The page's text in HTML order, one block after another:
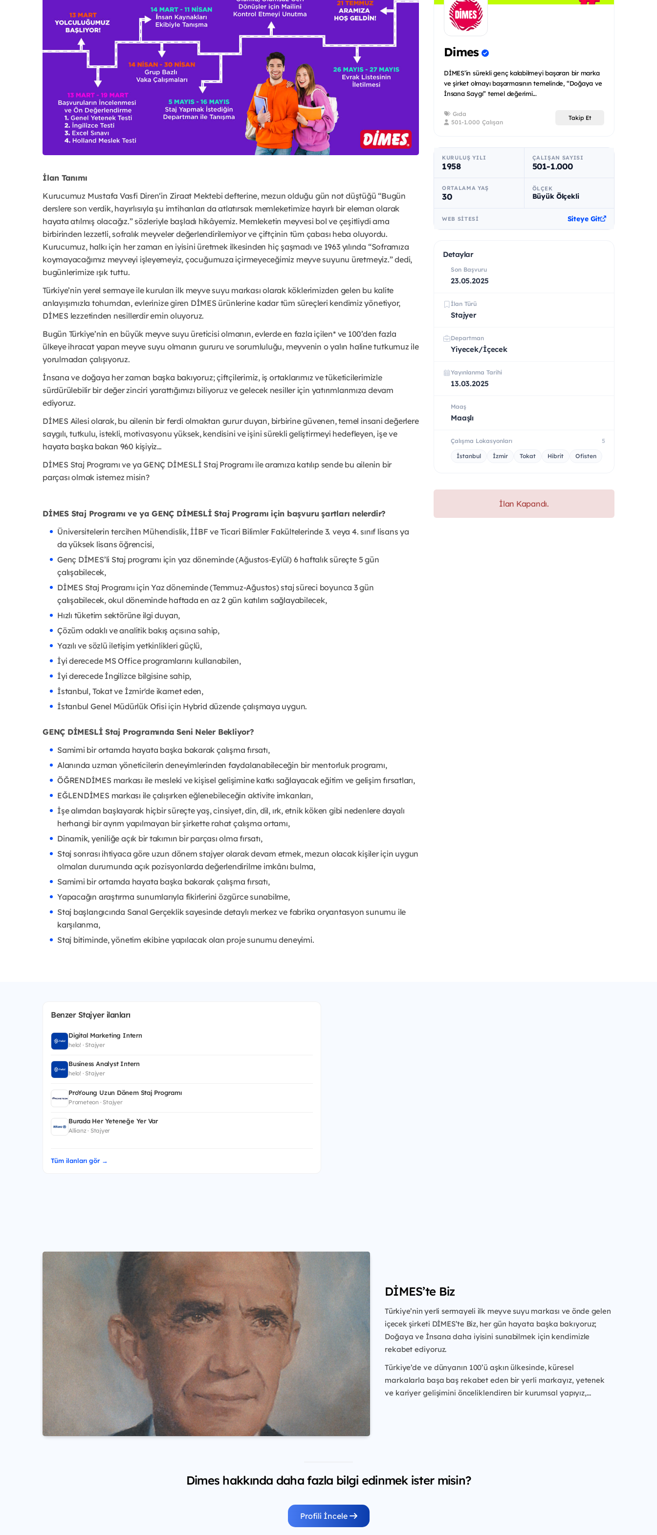
İlan Tanımı
Kurucumuz Mustafa Vasfi Diren‘in Ziraat Mektebi defterine, mezun olduğu gün not düştüğü “Bugün
derslere son verdik, hayırlısıyla şu imtihanları da atlatırsak memleketimize hayırlı bir eleman olarak
hayata atılmış olacağız.” sözleriyle başladı hikâyemiz. Memleketin meyvesi bol ve çeşitliydi ama
birbirinden lezzetli, sofralık meyveler değerlendirilemiyor ve çiftçinin tüm çabası heba oluyordu.
Kurucumuz, halkı için her zaman en iyisini üretmek ilkesinden hiç şaşmadı ve 1963 yılında “Soframıza
koymayacağımız meyveyi işleyemeyiz, çocuğumuza içirmeyeceğimiz meyve suyunu üretmeyiz.” dedi,
bugünlerimize ışık tuttu.
Türkiye’nin yerel sermaye ile kurulan ilk meyve suyu markası olarak köklerimizden gelen bu kalite
anlayışımızla tohumdan, evlerinize giren DİMES ürünlerine kadar tüm süreçleri kendimiz yönetiyor,
DİMES lezzetinden nesillerdir emin oluyoruz.
Bugün Türkiye’nin en büyük meyve suyu üreticisi olmanın, evlerde en fazla içilen* ve 100’den fazla
ülkeye ihracat yapan meyve suyu olmanın gururu ve sorumluluğu, meyvenin o yalın haline tutkumuz ile
yorulmadan çalışıyoruz.
İnsana ve doğaya her zaman başka bakıyoruz; çiftçilerimiz, iş ortaklarımız ve tüketicilerimizle
sürdürülebilir bir değer zinciri yarattığımızı biliyoruz ve gelecek nesiller için yatırımlarımıza devam
ediyoruz.
DİMES Ailesi olarak, bu ailenin bir ferdi olmaktan gurur duyan, birbirine güvenen, temel insani değerlere
saygılı, tutkulu, istekli, motivasyonu yüksek, kendisini ve işini sürekli geliştirmeyi hedefleyen, işe ve
hayata başka bakan 960 kişiyiz…
DİMES Staj Programı ve ya GENÇ DİMESLİ Staj Programı ile aramıza katılıp sende bu ailenin bir
parçası olmak istemez misin?
DİMES Staj Programı ve ya GENÇ DİMESLİ Staj Programı için başvuru şartları nelerdir?
Üniversitelerin tercihen Mühendislik, İİBF ve Ticari Bilimler Fakültelerinde 3. veya 4. sınıf lisans ya
da yüksek lisans öğrencisi,
Genç DİMES’li Staj programı için yaz döneminde (Ağustos-Eylül) 6 haftalık süreçte 5 gün
çalışabilecek,
DİMES Staj Programı için Yaz döneminde (Temmuz-Ağustos) staj süreci boyunca 3 gün
çalışabilecek, okul döneminde haftada en az 2 gün katılım sağlayabilecek,
Hızlı tüketim sektörüne ilgi duyan,
Çözüm odaklı ve analitik bakış açısına sahip,
Yazılı ve sözlü iletişim yetkinlikleri güçlü,
İyi derecede MS Office programlarını kullanabilen,
İyi derecede İngilizce bilgisine sahip,
İstanbul, Tokat ve İzmir'de ikamet eden,
İstanbul Genel Müdürlük Ofisi için Hybrid düzende çalışmaya uygun.
GENÇ DİMESLİ Staj Programında Seni Neler Bekliyor?
Samimi bir ortamda hayata başka bakarak çalışma fırsatı,
Alanında uzman yöneticilerin deneyimlerinden faydalanabileceğin bir mentorluk programı,
ÖĞRENDİMES markası ile mesleki ve kişisel gelişimine katkı sağlayacak eğitim ve gelişim fırsatları,
EĞLENDİMES markası ile çalışırken eğlenebileceğin aktivite imkanları,
İşe alımdan başlayarak hiçbir süreçte yaş, cinsiyet, din, dil, ırk, etnik köken gibi nedenlere dayalı
herhangi bir ayrım yapılmayan bir şirkette rahat çalışma ortamı,
Dinamik, yeniliğe açık bir takımın bir parçası olma fırsatı,
Staj sonrası ihtiyaca göre uzun dönem stajyer olarak devam etmek, mezun olacak kişiler için uygun
olmaları durumunda açık pozisyonlarda değerlendirilme imkânı bulma,
Samimi bir ortamda hayata başka bakarak çalışma fırsatı,
Yapacağın araştırma sunumlarıyla fikirlerini özgürce sunabilme,
Staj başlangıcında Sanal Gerçeklik sayesinde detaylı merkez ve fabrika oryantasyon sunumu ile
karşılanma,
Staj bitiminde, yönetim ekibine yapılacak olan proje sunumu deneyimi.
Dimes
DİMES’in sürekli genç kalabilmeyi başaran bir marka
ve şirket olmayı başarmasının temelinde, “Doğaya ve
İnsana Saygı” temel değerimi...
Gıda
501-1.000 Çalışan
Takip Et
KURULUŞ YILI
1958
ÇALIŞAN SAYISI
501-1.000
ORTALAMA YAŞ
30
ÖLÇEK
Büyük Ölçekli
WEB SITESI Siteye Git
Detaylar
Son Başvuru
23.05.2025
İlan Türü
Stajyer
Departman
Yiyecek/İçecek
Yayınlanma Tarihi
13.03.2025
Maaş
Maaşlı
Çalışma Lokasyonları 5
İstanbul İzmir Tokat Hibrit Ofisten
İlan Kapandı.
Benzer Stajyer ilanları
Digital Marketing Intern
helo! · Stajyer
Business Analyst Intern
helo! · Stajyer
ProYoung Uzun Dönem Staj Programı
Prometeon · Stajyer
Burada Her Yeteneğe Yer Var
Allianz · Stajyer
Tüm ilanları gör →
DİMES’te Biz
Türkiye’nin yerli sermayeli ilk meyve suyu markası ve önde gelen
içecek şirketi DİMES’te Biz, her gün hayata başka bakıyoruz;
Doğaya ve İnsana daha iyisini sunabilmek için kendimizle
rekabet ediyoruz.
Türkiye’de ve dünyanın 100’ü aşkın ülkesinde, küresel
markalarla başa baş rekabet eden bir yerli markayız, yetenek
ve kariyer gelişimini önceliklendiren bir kurumsal yapıyız,...
Dimes hakkında daha fazla bilgi edinmek ister misin?
Profili İncele